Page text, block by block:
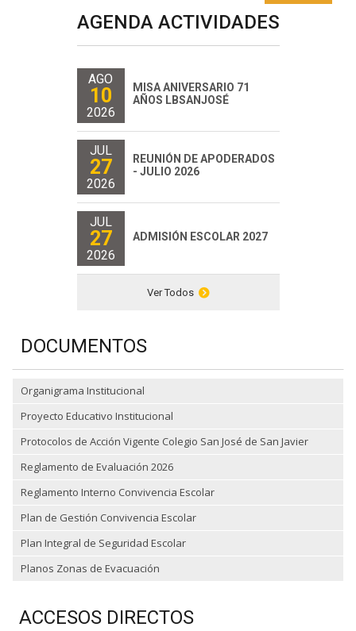
AGENDA ACTIVIDADES
AGO
10
2026
MISA ANIVERSARIO 71
AÑOS LBSANJOSÉ
JUL
27
2026
REUNIÓN DE APODERADOS
- JULIO 2026
JUL
27
2026
ADMISIÓN ESCOLAR 2027
Ver Todos
DOCUMENTOS
Organigrama Institucional
Proyecto Educativo Institucional
Protocolos de Acción Vigente Colegio San José de San Javier
Reglamento de Evaluación 2026
Reglamento Interno Convivencia Escolar
Plan de Gestión Convivencia Escolar
Plan Integral de Seguridad Escolar
Planos Zonas de Evacuación
ACCESOS DIRECTOS